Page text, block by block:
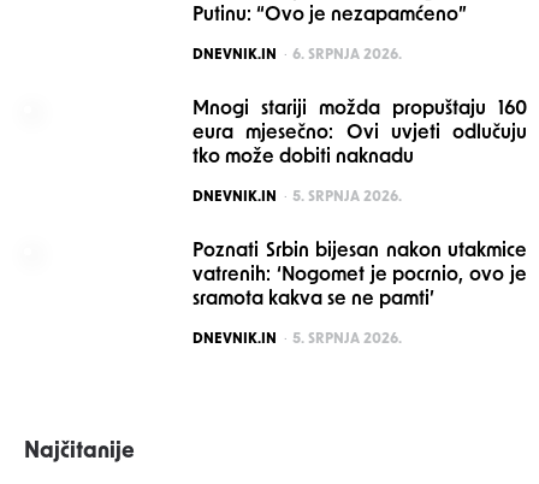
Putinu: “Ovo je nezapamćeno”
POSTED
DNEVNIK.IN 6. SRPNJA 2026.
Mnogi stariji možda propuštaju 160
eura mjesečno: Ovi uvjeti odlučuju
tko može dobiti naknadu
POSTED
DNEVNIK.IN 5. SRPNJA 2026.
Poznati Srbin bijesan nakon utakmice
vatrenih: ‘Nogomet je pocrnio, ovo je
sramota kakva se ne pamti’
POSTED
DNEVNIK.IN 5. SRPNJA 2026.
Najčitanije